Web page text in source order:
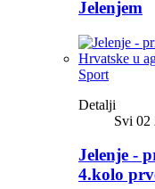
Jelenjem
Sport
Detalji
Svi 02
Jelenje -
4.kolo